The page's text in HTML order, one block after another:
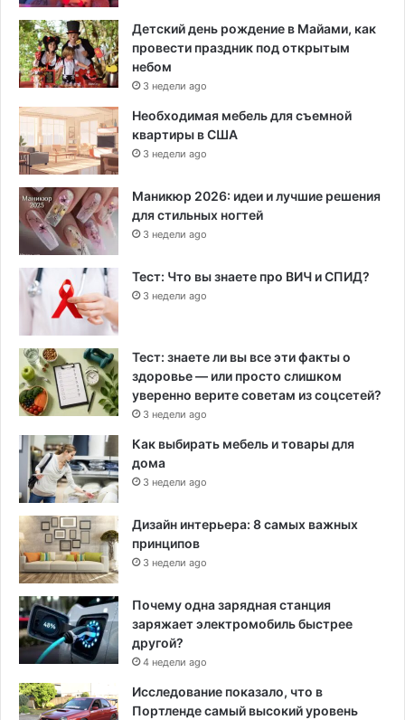
Детский день рождение в Майами, как
провести праздник под открытым
небом
3 недели ago
Необходимая мебель для съемной
квартиры в США
3 недели ago
Маникюр 2026: идеи и лучшие решения
для стильных ногтей
3 недели ago
Тест: Что вы знаете про ВИЧ и СПИД?
3 недели ago
Тест: знаете ли вы все эти факты о
здоровье — или просто слишком
уверенно верите советам из соцсетей?
3 недели ago
Как выбирать мебель и товары для
дома
3 недели ago
Дизайн интерьера: 8 самых важных
принципов
3 недели ago
Почему одна зарядная станция
заряжает электромобиль быстрее
другой?
4 недели ago
Исследование показало, что в
Портленде самый высокий уровень